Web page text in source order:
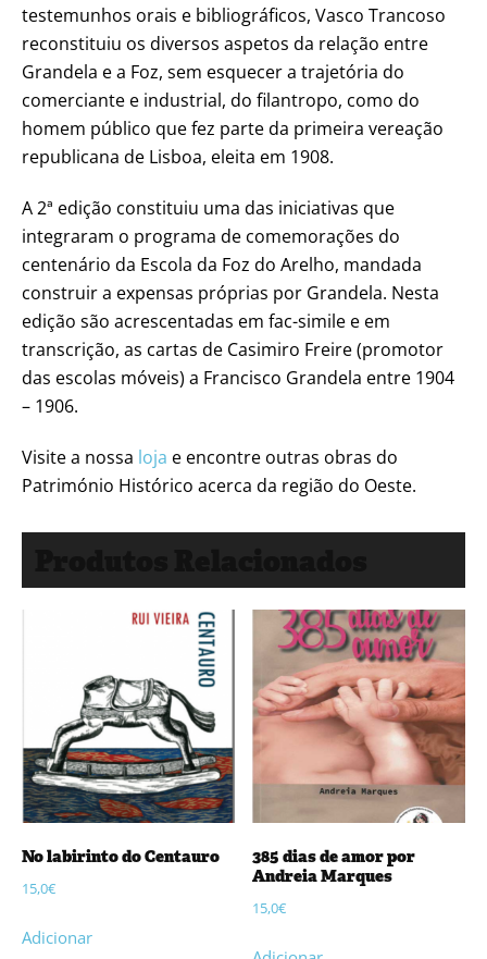
testemunhos orais e bibliográficos, Vasco Trancoso
reconstituiu os diversos aspetos da relação entre
Grandela e a Foz, sem esquecer a trajetória do
comerciante e industrial, do filantropo, como do
homem público que fez parte da primeira vereação
republicana de Lisboa, eleita em 1908.
A 2ª edição constituiu uma das iniciativas que
integraram o programa de comemorações do
centenário da Escola da Foz do Arelho, mandada
construir a expensas próprias por Grandela. Nesta
edição são acrescentadas em fac-simile e em
transcrição, as cartas de Casimiro Freire (promotor
das escolas móveis) a Francisco Grandela entre 1904
– 1906.
Visite a nossa loja e encontre outras obras do
Património Histórico acerca da região do Oeste.
No labirinto do Centauro
15,0€
Adicionar
385 dias de amor por
Andreia Marques
15,0€